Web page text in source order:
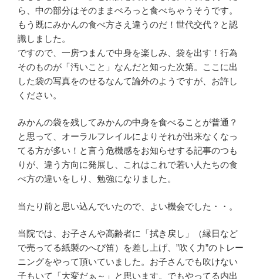
ら、中の部分はそのままぺろっと食べちゃうそうです。
もう既にみかんの食べ方さえ違うのだ！世代交代？と認
識しました。
ですので、一房つまんで中身を楽しみ、袋を出す！行為
そのものが「汚いこと」なんだと知った次第。ここに出
した袋の写真をのせるなんて論外のようですが、お許し
ください。
みかんの袋を残してみかんの中身を食べることが普通？
と思って、オーラルフレイルによりそれが出来なくなっ
てる方が多い！と言う危機感をお知らせする記事のつも
りが、違う方向に発展し、これはこれで若い人たちの食
べ方の違いをしり、勉強になりました。
当たり前と思い込んでいたので、よい機会でした・・。
当院では、お子さんや高齢者に「拭き戻し」（縁日など
で売ってる紙製のへび笛）を差し上げ、”吹く力”のトレー
ニングをやって頂いていました。お子さんでも吹けない
子もいて「大変だぁ～」と思います。でもやってる内出